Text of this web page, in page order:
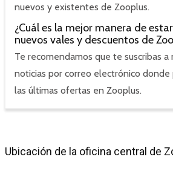
nuevos y existentes de Zooplus.
¿Cuál es la mejor manera de
nuevos vales y descuentos de
Te recomendamos que te suscribas
noticias por correo electrónico
las últimas ofertas en Zooplus.
Ubicación de la oficina central de